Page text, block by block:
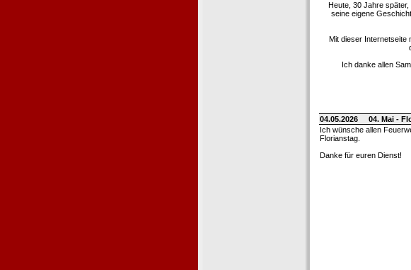
Heute, 30 Jahre
seine eigene
Mit dieser Internetseite
Ich danke allen
04.05.2026
04. Mai -
Ich wünsche allen
Florianstag.
Danke für euren Dienst!